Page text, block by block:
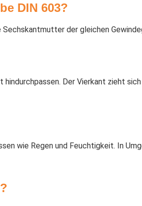
DIN 603?
der gleichen
Der Vierkant zieht
wie Regen und Feuchtigkeit. In